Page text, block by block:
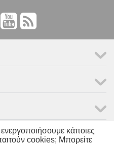
κάποιες
cookies; Μπορείτε